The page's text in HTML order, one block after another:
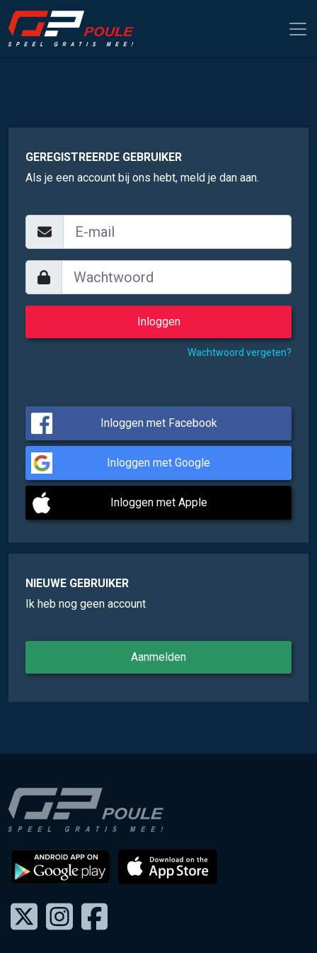
GEREGISTREERDE GEBRUIKER
Als je een account bij ons hebt, meld je dan aan.
Wachtwoord vergeten?
Inloggen met Facebook
Inloggen met Google
Inloggen met Apple
NIEUWE GEBRUIKER
Ik heb nog geen account
Aanmelden